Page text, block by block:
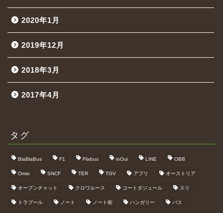
2020年1月
2019年12月
2018年3月
2017年4月
タグ
BlaBlaBus F1 Flixbus inOui LINE OBB
Omio SNCF TER TGV アプリ オーストリア
オープンチャット クロワルース コートダジュール スリ
トラブール ノート ノート術 ハンガリー バス